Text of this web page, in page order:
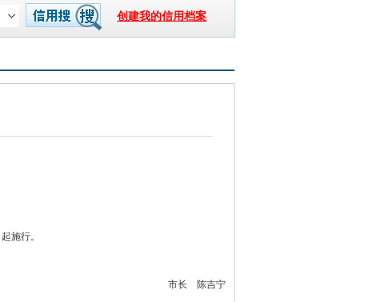
创建我的信用档案
施行。
市长 陈吉宁